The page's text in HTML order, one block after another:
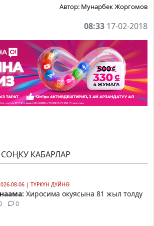
Автор: Мунарбек Жоргомов
08:33 17-02-2018
КАБАРЛАР
08-06 | ТҮРКҮН ДҮЙНӨ
Хиросима окуясына 81 жыл толду
0